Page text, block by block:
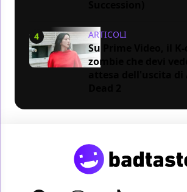
4 ARTICOLI
Su Prime Video, il K-
zombie che devi